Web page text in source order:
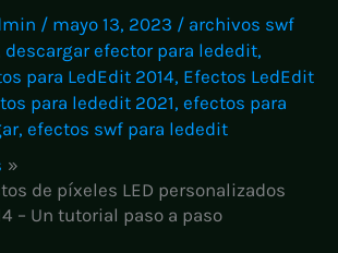
/ mayo 13, 2023 / archivos swf
descargar efector para lededit,
para LedEdit 2014, Efectos LedEdit
para lededit 2021, efectos para
, efectos swf para lededit
de píxeles LED personalizados
– Un tutorial paso a paso